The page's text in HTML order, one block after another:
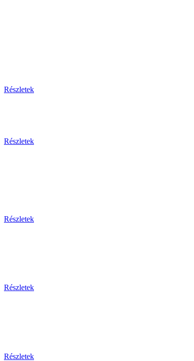
Részletek
Részletek
Részletek
Részletek
Részletek